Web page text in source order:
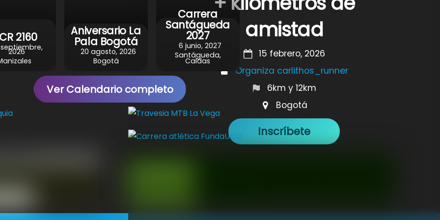
amistad
15 febrero, 2026
Organiza carlithos_runner
6km y 12km
Bogotá
Inscríbete
2160
2026
Aniversario La
Pala Bogotá
20 agosto, 2026
Bogotá
Carrera
Santágueda
2027
6 junio, 2027
Santágueda,
Caldas
Ver Calendario completo